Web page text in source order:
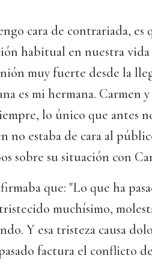
cara de contrariada, es
habitual en nuestra
muy fuerte desde la
es mi hermana. Carmen
lo único que antes
no estaba de cara al
sobre su situación con
que: "Lo que ha
muchísimo,
Y esa tristeza causa
factura el conflicto